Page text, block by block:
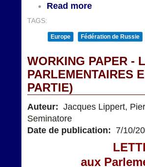
Read more
TAGS:
Europe Fédération de Russie
WORKING PAPER -
PARLEMENTAIRES
PARTIE)
Auteur: Jacques Lippert,
Seminatore
Date de publication: 7/10/
aux